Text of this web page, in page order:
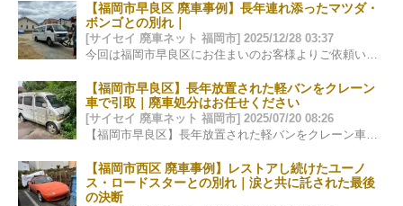
【福岡市早良区 廃車事例】長年連れ添ったマツダ・
ボンゴとの別れ｜
[サイセイ 廃車ネット 福岡市] 2025/12/28 03:37
今回は福岡市早良区にお住まいのお客様よりご依頼いただいた、 マツダ・ボンゴの廃車事例をご紹介します。 廃車と聞くと「処分」「手続き…
【福岡市早良区】長年放置された軽バンをクレーン
車で引取｜廃車処分はお任せください
[サイセイ 廃車ネット 福岡市] 2025/07/20 08:26
【福岡市早良区】長年放置された軽バンをクレーン車で引取対応しました 先日、福岡市早良区にて、長い間ご自宅の片隅に静かに眠っていた軽バンの…
【福岡市西区 廃車事例】レストアし続けたユーノ
ス・ロードスターとの別れ｜涙と共に託された最後
の決断